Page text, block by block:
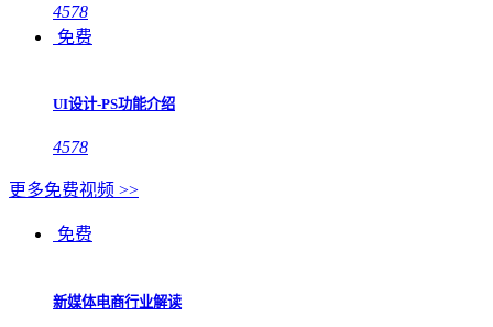
4578
免费
UI设计-PS功能介绍
4578
更多免费视频 >>
免费
新媒体电商行业解读